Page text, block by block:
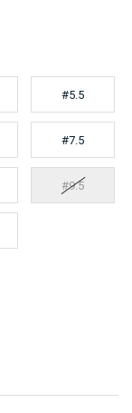
#5.5
#7.5
#9.5